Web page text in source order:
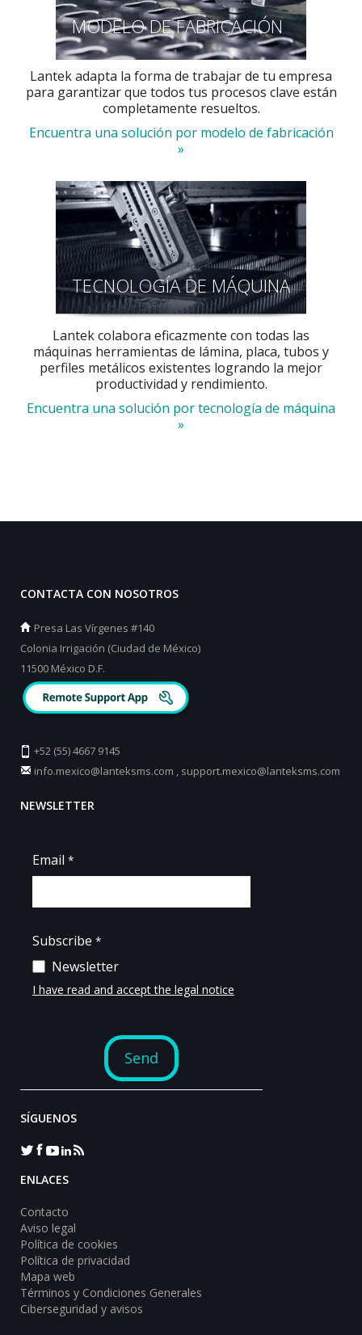
MODELO DE FABRICACIÓN
Lantek adapta la forma de trabajar de tu empresa
para garantizar que todos tus procesos clave están
completamente resueltos.
Encuentra una solución por modelo de fabricación
»
TECNOLOGÍA DE MÁQUINA
Lantek colabora eficazmente con todas las
máquinas herramientas de lámina, placa, tubos y
perfiles metálicos existentes logrando la mejor
productividad y rendimiento.
Encuentra una solución por tecnología de máquina
»
CONTACTA CON NOSOTROS
Presa Las Vírgenes #140
Colonia Irrigación (Ciudad de México)
11500 México D.F.
+52 (55) 4667 9145
info.mexico@lanteksms.com
support.mexico@lanteksms.com
NEWSLETTER
SÍGUENOS
ENLACES
Contacto
Aviso legal
Política de cookies
Política de privacidad
Mapa web
Términos y Condiciones Generales
Ciberseguridad y avisos